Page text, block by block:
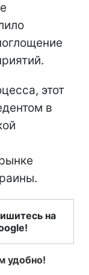
этот
в
на
удобно!